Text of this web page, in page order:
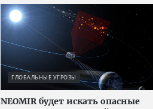
ГЛОБАЛЬНЫЕ УГРОЗЫ
NEOMIR будет искать опасные